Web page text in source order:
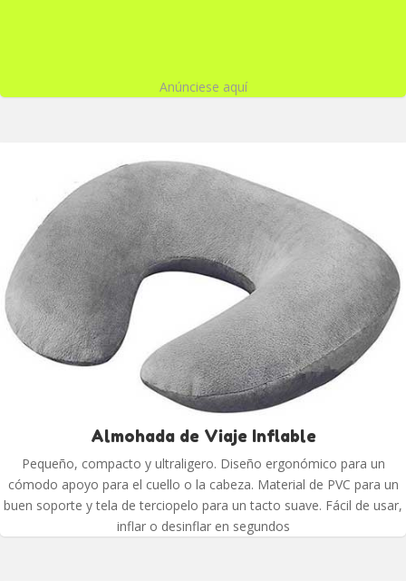
Anúnciese aquí
Almohada de Viaje Inflable
Pequeño, compacto y ultraligero. Diseño ergonómico para un
cómodo apoyo para el cuello o la cabeza. Material de PVC para un
buen soporte y tela de terciopelo para un tacto suave. Fácil de usar,
inflar o desinflar en segundos